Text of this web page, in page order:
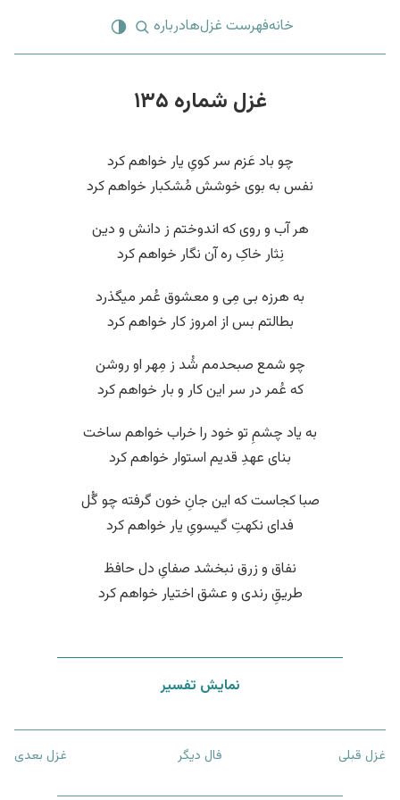
خانهفهرست غزل‌هادرباره
غزل شماره ۱۳۵
چو باد عَزم سر کویِ یار خواهم کرد
نفس به بوی خوشش مُشکبار خواهم کرد
هر آب و روی که اندوختم ز دانش و دین
نِثار خاکِ ره آن نگار خواهم کرد
به هرزه بی مِی و معشوق عُمر میگذرد
بطالتم بس از امروز کار خواهم کرد
چو شمع صبحدمم شُد ز مِهر او روشن
که عُمر در سر این کار و بار خواهم کرد
به یاد چشمِ تو خود را خراب خواهم ساخت
بنای عهدِ قدیم استوار خواهم کرد
صبا کجاست که این جانِ خون گرفته چو گُل
فدای نکهتِ گیسویِ یار خواهم کرد
نفاق و زرق نبخشد صفایِ دل حافظ
طریقِ رندی و عشق اختیار خواهم کرد
نمایش تفسیر
غزل قبلی فال دیگر غزل بعدی